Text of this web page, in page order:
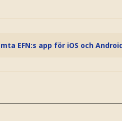
EFN:s app för iOS och